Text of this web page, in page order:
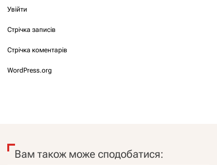
Увійти
Стрічка записів
Стрічка коментарів
WordPress.org
Вам також може сподобатися: